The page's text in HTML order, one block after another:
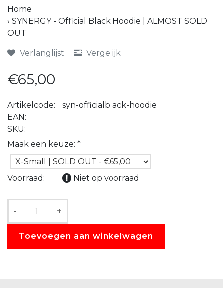
Home
› SYNERGY - Official Black Hoodie | ALMOST SOLD
OUT
Verlanglijst Vergelijk
€65,00
Artikelcode:
syn-officialblack-hoodie
EAN:
SKU:
Maak een keuze: *
Voorraad: Niet op voorraad
- +
Toevoegen aan winkelwagen